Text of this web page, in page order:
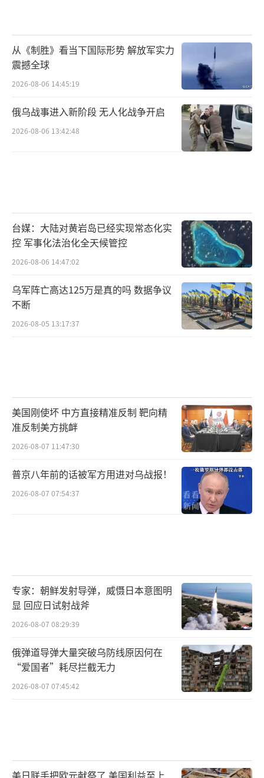
从《制胜》看当下国际形势 解放军实力
震撼全球
2026-08-06 14:45:19
俄乌战事进入新阶段 无人化战争开启
2026-08-06 13:42:48
台媒：大陆对黄岩岛已经实现常态化实
控 军事化法治化全天候管控
2026-08-06 14:47:02
乌军阵亡高达125万是真的吗 数据争议
不断
2026-08-05 13:17:37
美国刚使坏 中方直接精准反制 靶向精
准反制美方挑衅
2026-08-07 11:47:30
普京八年前的话被军方用进对乌战报！
2026-08-07 07:54:37
专家：朝鲜发射导弹，威慑日本意图明
显 回应日试射战斧
2026-08-07 08:29:39
俄弹道导弹大量突破乌防线原因何在
“爱国者”耗尽拦截无力
2026-08-07 07:45:42
美日联手把欧元献祭了 美国利益至上